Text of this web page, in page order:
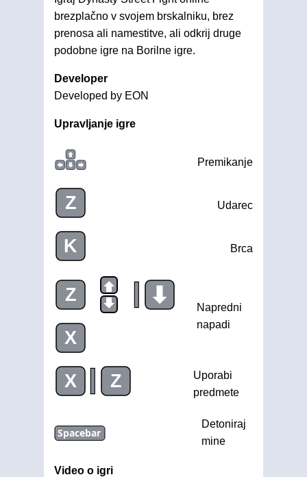
brezplačno v svojem brskalniku, brez
prenosa ali namestitve, ali odkrij druge
podobne igre na Borilne igre.
Developer
Developed by EON
Upravljanje igre
Premikanje
Z Udarec
K Brca
Z |
X
Napredni
napadi
X | Z
Uporabi
predmete
Spacebar
Detoniraj
mine
Video o igri